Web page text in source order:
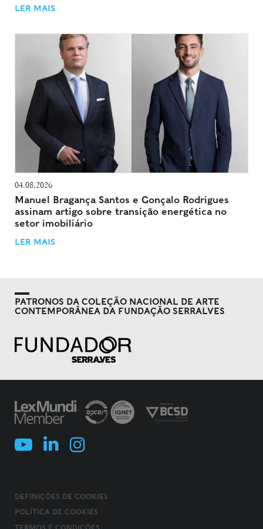
LER MAIS
04.08.2026
Manuel Bragança Santos e Gonçalo Rodrigues
assinam artigo sobre transição energética no
setor imobiliário
LER MAIS
PATRONOS DA COLEÇÃO NACIONAL DE ARTE
CONTEMPORÂNEA DA FUNDAÇÃO SERRALVES
DEFINIÇÕES DE COOKIES
POLÍTICA DE COOKIES